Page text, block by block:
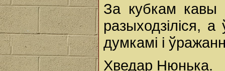
За кубкам кавы
разыходзіліся,
думкамі і
Хведар Нюнька.